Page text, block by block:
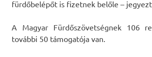
fürdőbelépőt is fizetnek belőle –
A Magyar Fürdőszövetségnek 106
további 50 támogatója van.